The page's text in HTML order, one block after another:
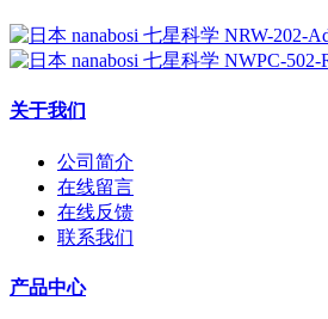
关于我们
公司简介
在线留言
在线反馈
联系我们
产品中心